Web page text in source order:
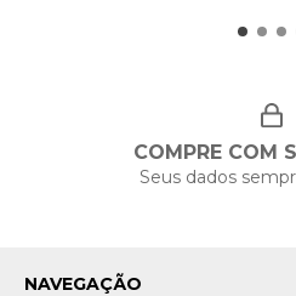
COMPRE COM
Seus dados
NAVEGAÇÃO